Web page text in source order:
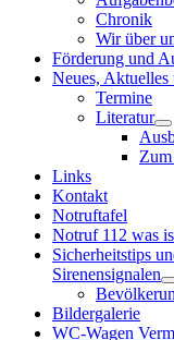
Chronik
Wir über
Förderung und
Neues, Aktuelles
Termine
Literatur
Links
Kontakt
Notruftafel
Notruf 112 was
Sicherheitstips
Sirenensignalen
Bildergalerie
WC-Wagen